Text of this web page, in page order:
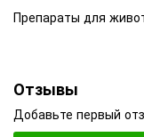
Препараты для
Отзывы
Добавьте первый